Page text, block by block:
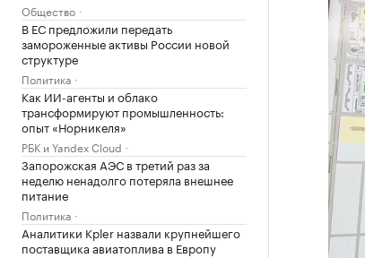
Общество
В ЕС предложили передать
замороженные активы России новой
структуре
Политика
Как ИИ-агенты и облако
трансформируют промышленность:
опыт «Норникеля»
РБК и Yandex Cloud
Запорожская АЭС в третий раз за
неделю ненадолго потеряла внешнее
питание
Политика
Аналитики Kpler назвали крупнейшего
поставщика авиатоплива в Европу